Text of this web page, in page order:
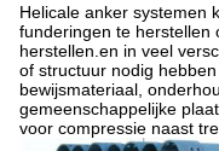
Helicale anker systemen
funderingen te herstellen
herstellen.en in veel
of structuur nodig
bewijsmateriaal,
gemeenschappelijke
voor compressie naast